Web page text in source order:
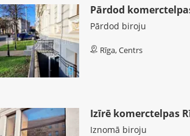
Pārdod
Pārdod biroju
Rīga, Centrs
Izīrē komerctelpas
Iznomā biroju